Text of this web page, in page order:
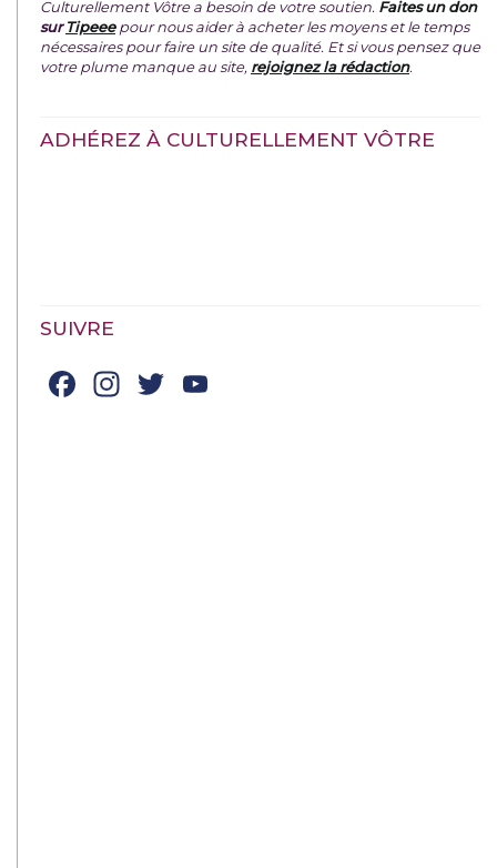
Culturellement Vôtre a besoin de votre soutien. Faites un don
surTipeeepour nous aider à acheter les moyens et le temps
nécessaires pour faire un site de qualité. Et si vous pensez que
votre plume manque au site, rejoignez la rédaction.
ADHÉREZ À CULTURELLEMENT VÔTRE
SUIVRE
Facebook
Instagram
Twitter